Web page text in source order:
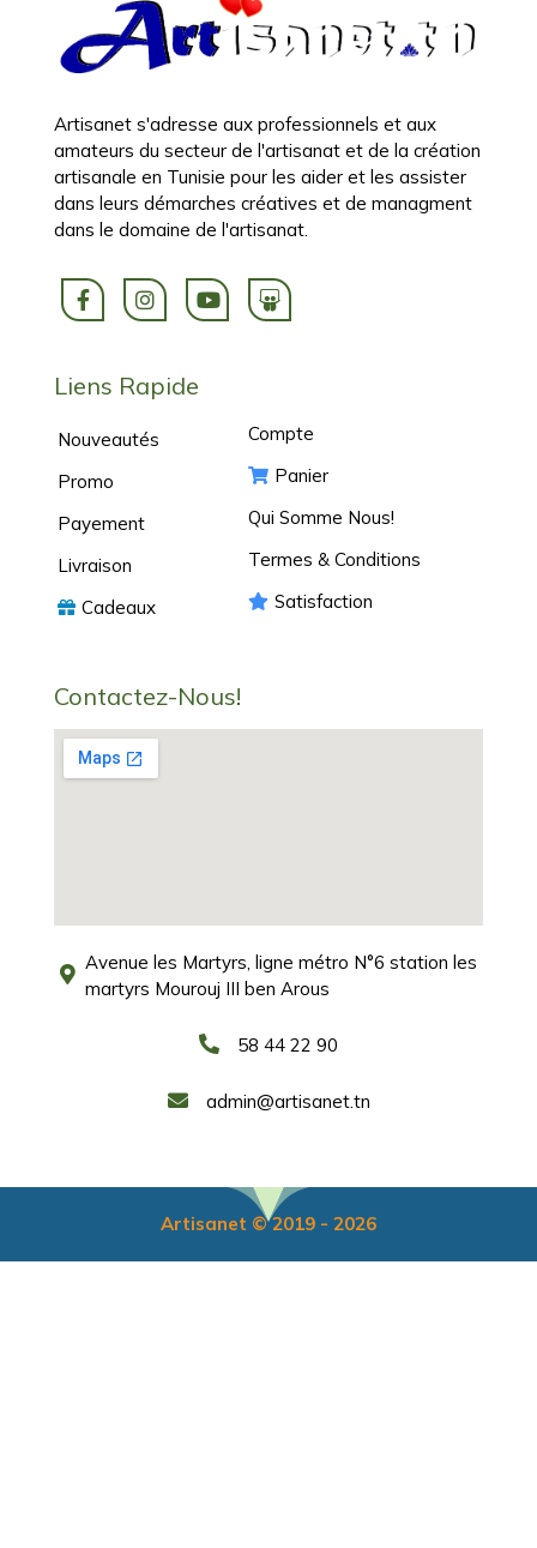
Artisanet s'adresse aux professionnels et aux
amateurs du secteur de l'artisanat et de la création
artisanale en Tunisie pour les aider et les assister
dans leurs démarches créatives et de managment
dans le domaine de l'artisanat.
Liens Rapide
Nouveautés
Promo
Payement
Livraison
Cadeaux
Compte
Panier
Qui Somme Nous!
Termes & Conditions
Satisfaction
Contactez-Nous!
Avenue les Martyrs, ligne métro N°6 station les
martyrs Mourouj III ben Arous
58 44 22 90
admin@artisanet.tn
Artisanet © 2019 - 2026